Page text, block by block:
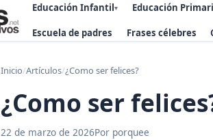
Educación Infantil▾ Educación
Escuela de padres Frases célebres
Inicio/Artículos/¿Como ser felices?
¿Como ser
22 de marzo de 2026Por porquee